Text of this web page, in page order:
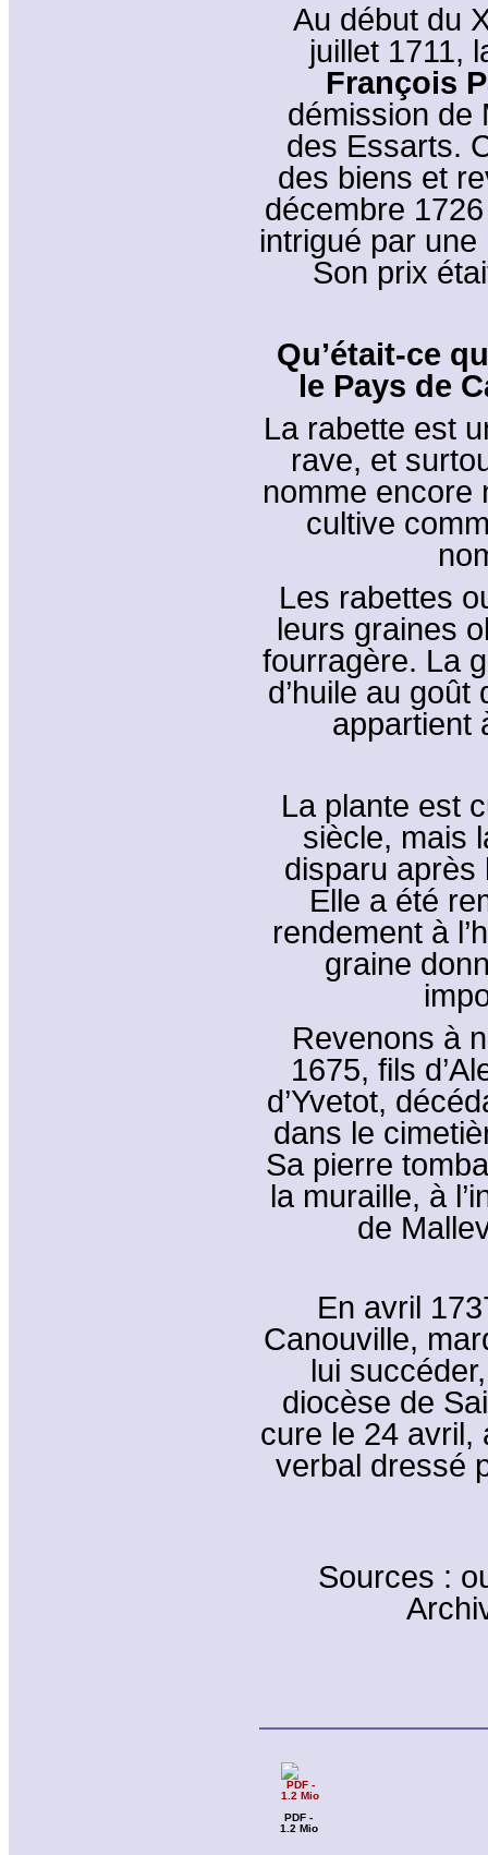
Au début du
juillet 1711,
François
démission de
des Essarts.
des biens et
décembre
intrigué par
Son prix
Qu’était-ce
le Pays de
La rabette est
rave, et
nomme encore
cultive
Les rabettes
leurs graines
fourragère. La
d’huile au
appartient
La plante est
siècle, mais
disparu après
Elle a été
rendement à
graine
Revenons à
1675, fils
d’Yvetot,
dans le
Sa pierre
la muraille, à
de
En avril
Canouville,
lui
diocèse de
cure le 24 avril,
verbal dressé
Sources :
PDF -
1.2 Mio